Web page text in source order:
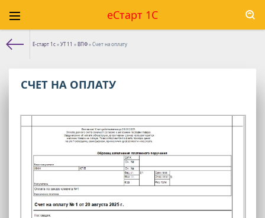
еСтарт 1С
Е-старт 1с»УТ 11 »ВПФ» Счет на оплату
СЧЕТ НА ОПЛАТУ